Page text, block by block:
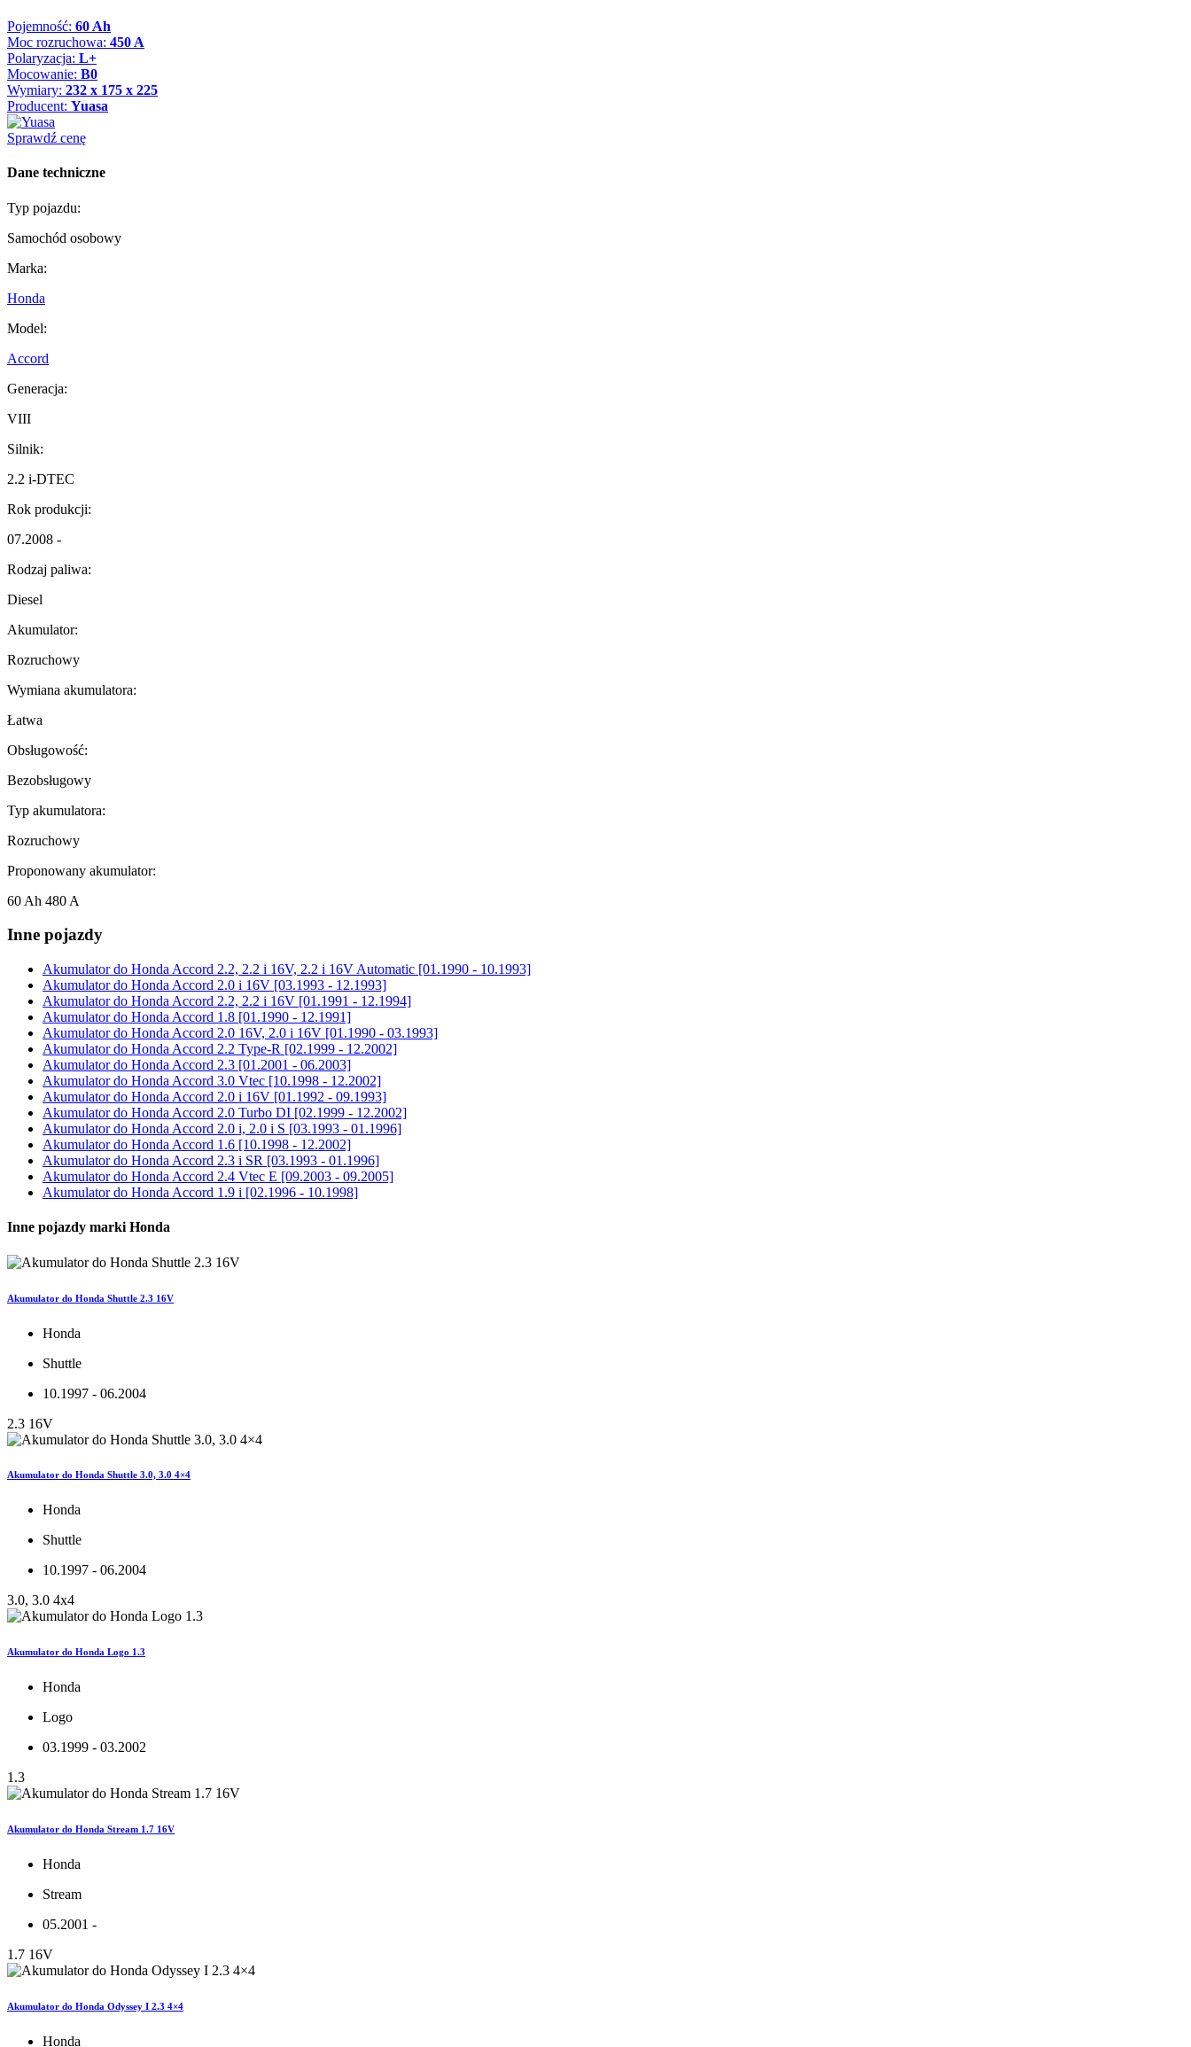
Pojemność: 60 Ah
Moc rozruchowa: 450 A
Polaryzacja: L+
Mocowanie: B0
Wymiary: 232 x 175 x 225
Producent: Yuasa
Sprawdź cenę
Dane techniczne
Typ pojazdu:
Samochód osobowy
Marka:
Honda
Model:
Accord
Generacja:
VIII
Silnik:
2.2 i-DTEC
Rok produkcji:
07.2008 -
Rodzaj paliwa:
Diesel
Akumulator:
Rozruchowy
Wymiana akumulatora:
Łatwa
Obsługowość:
Bezobsługowy
Typ akumulatora:
Rozruchowy
Proponowany akumulator:
60 Ah 480 A
Inne pojazdy
Akumulator do Honda Accord 2.2, 2.2 i 16V, 2.2 i 16V Automatic [01.1990 - 10.1993]
Akumulator do Honda Accord 2.0 i 16V [03.1993 - 12.1993]
Akumulator do Honda Accord 2.2, 2.2 i 16V [01.1991 - 12.1994]
Akumulator do Honda Accord 1.8 [01.1990 - 12.1991]
Akumulator do Honda Accord 2.0 16V, 2.0 i 16V [01.1990 - 03.1993]
Akumulator do Honda Accord 2.2 Type-R [02.1999 - 12.2002]
Akumulator do Honda Accord 2.3 [01.2001 - 06.2003]
Akumulator do Honda Accord 3.0 Vtec [10.1998 - 12.2002]
Akumulator do Honda Accord 2.0 i 16V [01.1992 - 09.1993]
Akumulator do Honda Accord 2.0 Turbo DI [02.1999 - 12.2002]
Akumulator do Honda Accord 2.0 i, 2.0 i S [03.1993 - 01.1996]
Akumulator do Honda Accord 1.6 [10.1998 - 12.2002]
Akumulator do Honda Accord 2.3 i SR [03.1993 - 01.1996]
Akumulator do Honda Accord 2.4 Vtec E [09.2003 - 09.2005]
Akumulator do Honda Accord 1.9 i [02.1996 - 10.1998]
Inne pojazdy marki Honda
Akumulator do Honda Shuttle 2.3 16V
Honda
Shuttle
10.1997 - 06.2004
2.3 16V
Akumulator do Honda Shuttle 3.0, 3.0 4×4
Honda
Shuttle
10.1997 - 06.2004
3.0, 3.0 4x4
Akumulator do Honda Logo 1.3
Honda
Logo
03.1999 - 03.2002
1.3
Akumulator do Honda Stream 1.7 16V
Honda
Stream
05.2001 -
1.7 16V
Akumulator do Honda Odyssey I 2.3 4×4
Honda